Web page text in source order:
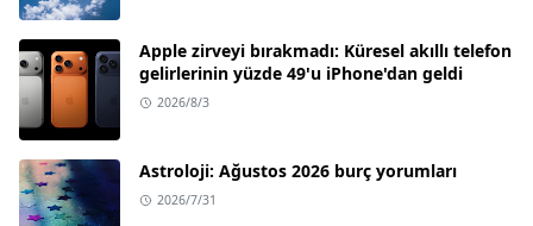
Apple zirveyi bırakmadı: Küresel akıllı telefon
gelirlerinin yüzde 49'u iPhone'dan geldi
2026/8/3
Astroloji: Ağustos 2026 burç yorumları
2026/7/31